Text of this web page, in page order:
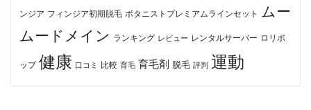
ンジア フィンジア初期脱毛 ボタニストプレミアムラインセット ムー
ムードメイン ランキング レビュー レンタルサーバー ロリポ
ップ 健康 口コミ 比較 育毛 育毛剤 脱毛 評判 運動